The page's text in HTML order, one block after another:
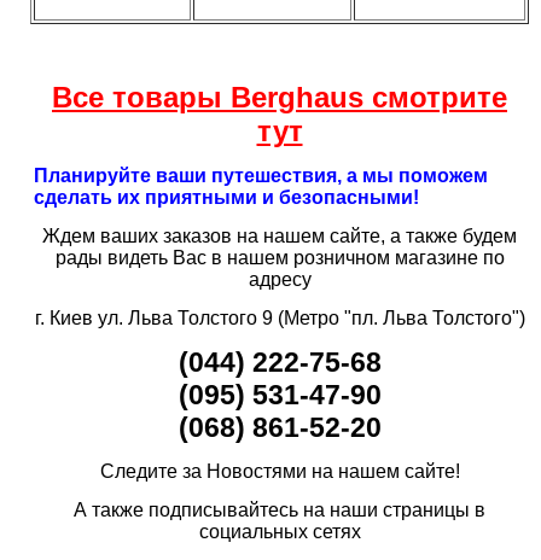
Вcе товары Berghaus смотрите
тут
Планируйте ваши путешествия, а мы поможем
сделать их приятными и безопасными!
Ждем ваших заказов на нашем сайте, а также будем
рады видеть Вас в нашем розничном магазине по
адресу
г. Киев ул. Льва Толстого 9 (Метро "пл. Льва Толстого")
(044) 222-75-68
(095) 531-47-90
(068) 861-52-20
Следите за Новостями на нашем сайте!
А также подписывайтесь на наши страницы в
социальных сетях